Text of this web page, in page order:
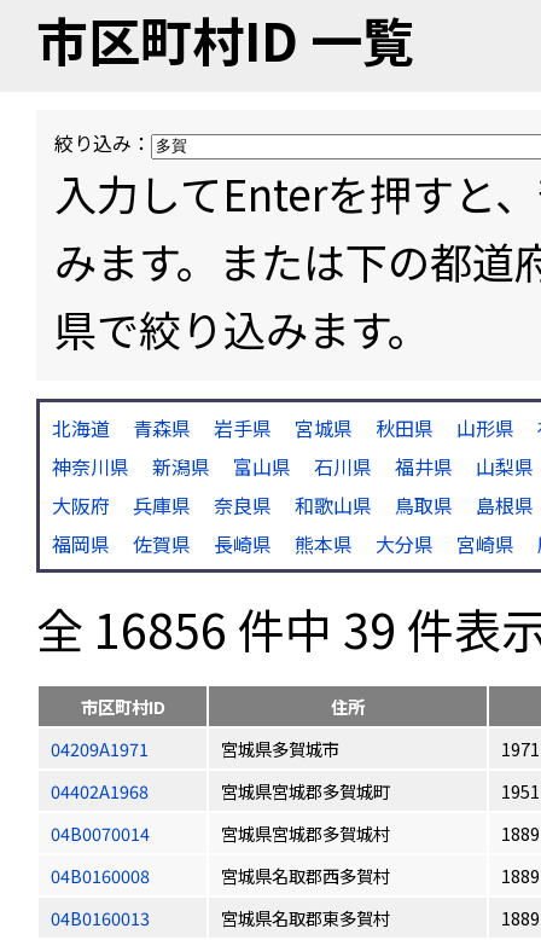
市区町村ID 一覧
絞り込み：
入力してEnterを押すと
みます。または下の都道
県で絞り込みます。
北海道 青森県 岩手県 宮城県 秋田県 山形県
神奈川県
新潟県 富山県 石川県 福井県
山梨県
大阪府
兵庫県 奈良県 和歌山県 鳥取県
島根県
福岡県
佐賀県 長崎県 熊本県 大分県 宮崎県
全 16856 件中 39 件表
市区町村ID
住所
04209A1971
宮城県多賀城市
04402A1968
宮城県宮城郡多賀城町
04B0070014
宮城県宮城郡多賀城村
04B0160008
宮城県名取郡西多賀村
04B0160013
宮城県名取郡東多賀村